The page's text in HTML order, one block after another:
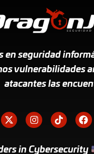
en seguridad
vulnerabilidades
atacantes las
in Cybersecurity